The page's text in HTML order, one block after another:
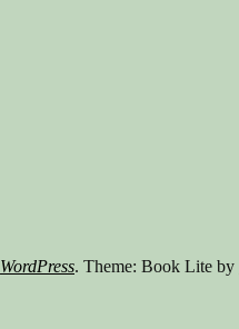
WordPress. Theme: Book Lite by